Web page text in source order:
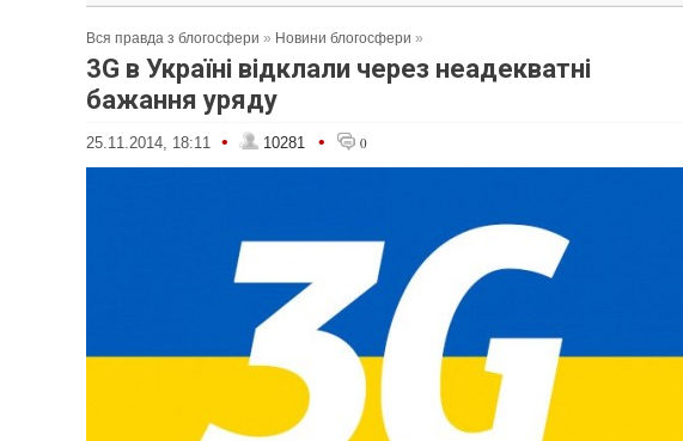
Вся правда з блогосфери » Новини блогосфери »
3G в Україні відклали через неадекватні
бажання уряду
25.11.2014, 18:11 • 10281 • 0